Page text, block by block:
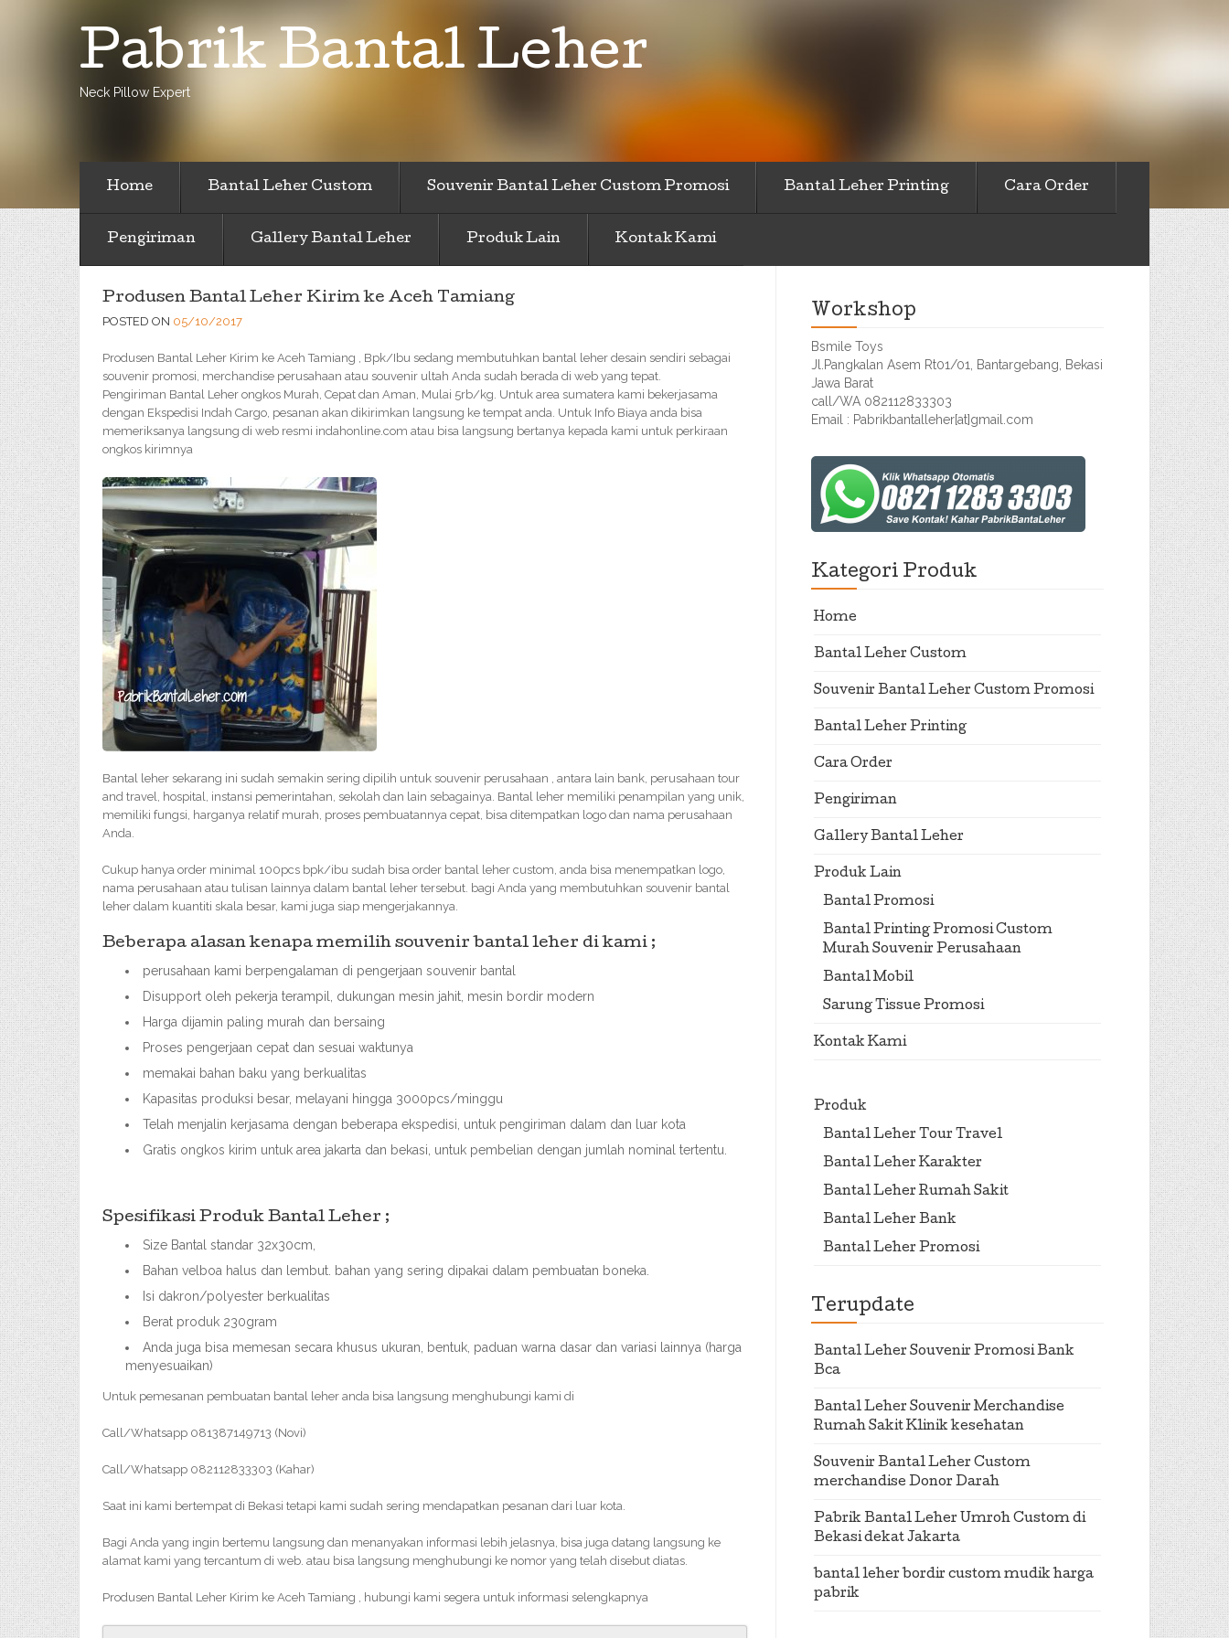
Pabrik Bantal Leher
Neck Pillow Expert
Home Bantal Leher Custom Souvenir Bantal Leher Custom Promosi Bantal Leher Printing Cara Order
Pengiriman Gallery Bantal Leher Produk Lain Kontak Kami
Produsen Bantal Leher Kirim ke Aceh Tamiang
POSTED ON 05/10/2017
Produsen Bantal Leher Kirim ke Aceh Tamiang , Bpk/Ibu sedang membutuhkan bantal leher desain sendiri sebagai
souvenir promosi, merchandise perusahaan atau souvenir ultah Anda sudah berada di web yang tepat.
Pengiriman Bantal Leher ongkos Murah, Cepat dan Aman, Mulai 5rb/kg. Untuk area sumatera kami bekerjasama
dengan Ekspedisi Indah Cargo, pesanan akan dikirimkan langsung ke tempat anda. Untuk Info Biaya anda bisa
memeriksanya langsung di web resmi indahonline.com atau bisa langsung bertanya kepada kami untuk perkiraan
ongkos kirimnya
Bantal leher sekarang ini sudah semakin sering dipilih untuk souvenir perusahaan , antara lain bank, perusahaan tour
and travel, hospital, instansi pemerintahan, sekolah dan lain sebagainya. Bantal leher memiliki penampilan yang unik,
memiliki fungsi, harganya relatif murah, proses pembuatannya cepat, bisa ditempatkan logo dan nama perusahaan
Anda.
Cukup hanya order minimal 100pcs bpk/ibu sudah bisa order bantal leher custom, anda bisa menempatkan logo,
nama perusahaan atau tulisan lainnya dalam bantal leher tersebut. bagi Anda yang membutuhkan souvenir bantal
leher dalam kuantiti skala besar, kami juga siap mengerjakannya.
Beberapa alasan kenapa memilih souvenir bantal leher di kami ;
perusahaan kami berpengalaman di pengerjaan souvenir bantal
Disupport oleh pekerja terampil, dukungan mesin jahit, mesin bordir modern
Harga dijamin paling murah dan bersaing
Proses pengerjaan cepat dan sesuai waktunya
memakai bahan baku yang berkualitas
Kapasitas produksi besar, melayani hingga 3000pcs/minggu
Telah menjalin kerjasama dengan beberapa ekspedisi, untuk pengiriman dalam dan luar kota
Gratis ongkos kirim untuk area jakarta dan bekasi, untuk pembelian dengan jumlah nominal tertentu.
Spesifikasi Produk Bantal Leher ;
Size Bantal standar 32x30cm,
Bahan velboa halus dan lembut. bahan yang sering dipakai dalam pembuatan boneka.
Isi dakron/polyester berkualitas
Berat produk 230gram
Anda juga bisa memesan secara khusus ukuran, bentuk, paduan warna dasar dan variasi lainnya (harga
menyesuaikan)
Untuk pemesanan pembuatan bantal leher anda bisa langsung menghubungi kami di
Call/Whatsapp 081387149713 (Novi)
Call/Whatsapp 082112833303 (Kahar)
Saat ini kami bertempat di Bekasi tetapi kami sudah sering mendapatkan pesanan dari luar kota.
Bagi Anda yang ingin bertemu langsung dan menanyakan informasi lebih jelasnya, bisa juga datang langsung ke
alamat kami yang tercantum di web. atau bisa langsung menghubungi ke nomor yang telah disebut diatas.
Produsen Bantal Leher Kirim ke Aceh Tamiang , hubungi kami segera untuk informasi selengkapnya
Workshop
Bsmile Toys
Jl.Pangkalan Asem Rt01/01, Bantargebang, Bekasi
Jawa Barat
call/WA 082112833303
Email : Pabrikbantalleher[at]gmail.com
Kategori Produk
Home
Bantal Leher Custom
Souvenir Bantal Leher Custom Promosi
Bantal Leher Printing
Cara Order
Pengiriman
Gallery Bantal Leher
Produk Lain
Bantal Promosi
Bantal Printing Promosi Custom
Murah Souvenir Perusahaan
Bantal Mobil
Sarung Tissue Promosi
Kontak Kami
Produk
Bantal Leher Tour Travel
Bantal Leher Karakter
Bantal Leher Rumah Sakit
Bantal Leher Bank
Bantal Leher Promosi
Terupdate
Bantal Leher Souvenir Promosi Bank
Bca
Bantal Leher Souvenir Merchandise
Rumah Sakit Klinik kesehatan
Souvenir Bantal Leher Custom
merchandise Donor Darah
Pabrik Bantal Leher Umroh Custom di
Bekasi dekat Jakarta
bantal leher bordir custom mudik harga
pabrik